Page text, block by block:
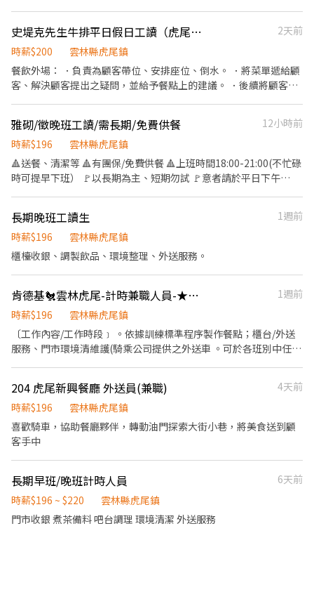
史堤克先生牛排平日假日工讀（虎尾店）
2天前
時薪$200
雲林縣虎尾鎮
餐飲外場： ．負責為顧客帶位、安排座位、倒水。 ．將菜單遞給顧
客、解決顧客提出之疑問，並給予餐點上的建議。 ．後續將顧客點
負責結帳、收銀等工作。 餐飲內場： ．擔任廚師的助手，處理烹飪
前與烹飪中之準備工作與其他餐廳相關事務。 ．負責洗、剝、削、
切各種食材。 ．負責清理工作環境、設備和餐具。 ．準備不同餐點
所需要的食材。 ．協助測量食材的容量與重量。 ．負責擺盤、打包
雅砌/徵晚班工讀/需長期/免費供餐
12小時前
時薪$196
雲林縣虎尾鎮
🔺送餐、清潔等 🔺有團保/免費供餐 🔺上班時間18:00-21:00(不忙碌
時可提早下班） 🚩以長期為主、短期勿試 🚩意者請於平日下午
天是否店休 🚩每週二固定公休，其他按排休 🚩虎尾鎮成德街101號
長期晚班工讀生
1週前
時薪$196
雲林縣虎尾鎮
櫃檯收銀、調製飲品、環境整理、外送服務。
肯德基🐔雲林虎尾-計時兼職人員-★彈性周排班★-$196-$201"-享外送獎金
1週前
時薪$196
雲林縣虎尾鎮
〔工作內容/工作時段﹞ 。依據訓練標準程序製作餐點；櫃台/外送
服務、門市環境清維護(騎乘公司提供之外送車 。可於各班別中任選
次越多賺越多~~ ◆ 值班津貼：每小時20元(晉升組長後 ◆ 早、晚班
津貼：23:00-07:00（每小時享有50-80元津貼 ◆ 健檢：任職滿一年
起，公司提供年度健檢照顧你的健康 ◆ 保險：除勞、健、勞退外，
公司更為你投保團保維護你的安全 ◆ 員工用餐折扣：兼職夥伴當日
牌禮卷 讓生日更有溫度 你過節我共歡，重要節慶我們提供你福利禮
券 好好與家人歡慶 你旅遊我贊助，每年職福會提供你旅遊津貼 好好
204 虎尾新興餐廳 外送員(兼職)
4天前
時薪$196
雲林縣虎尾鎮
喜歡騎車，協助餐廳夥伴，轉動油門探索大街小巷，將美食送到顧
客手中
長期早班/晚班計時人員
6天前
時薪$196 ~ $220
雲林縣虎尾鎮
門市收銀 煮茶備料 吧台調理 環境清潔 外送服務